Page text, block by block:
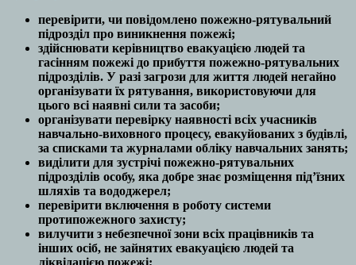
перевірити, чи повідомлено пожежно-рятувальний
підрозділ про виникнення пожежі;
здійснювати керівництво евакуацією людей та
гасінням пожежі до прибуття пожежно-рятувальних
підрозділів. У разі загрози для життя людей негайно
організувати їх рятування, використовуючи для
цього всі наявні сили та засоби;
організувати перевірку наявності всіх учасників
навчально-виховного процесу, евакуйованих з будівлі,
за списками та журналами обліку навчальних занять;
виділити для зустрічі пожежно-рятувальних
підрозділів особу, яка добре знає розміщення під’їзних
шляхів та вододжерел;
перевірити включення в роботу системи
протипожежного захисту;
вилучити з небезпечної зони всіх працівників та
інших осіб, не зайнятих евакуацією людей та
ліквідацією пожежі;